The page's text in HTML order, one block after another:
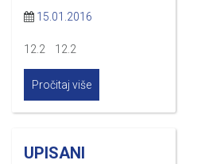
15.01.2016
12.2 12.2
Pročitaj više
UPISANI